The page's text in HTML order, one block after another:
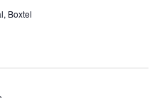
Boxtel